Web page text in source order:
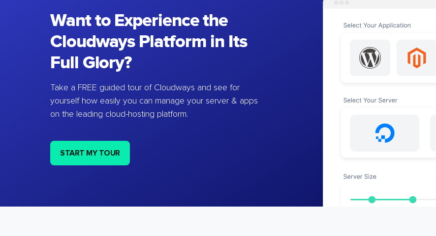
Want to Experience the
Cloudways Platform in Its
Full Glory?
Take a FREE guided tour of Cloudways and see for
yourself how easily you can manage your server & apps
on the leading cloud-hosting platform.
START MY TOUR